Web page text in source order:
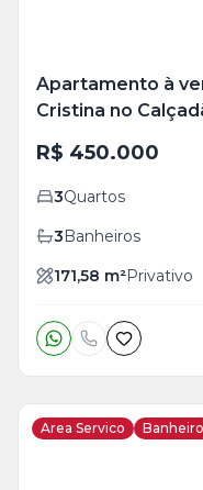
Apartamento à
Cristina no
R$ 450.000
3Quartos
3Banheiros
171,58 m²Privativo
Area Servico Banheiro